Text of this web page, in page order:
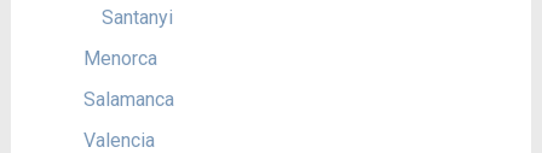
Santanyi
Menorca
Salamanca
Valencia